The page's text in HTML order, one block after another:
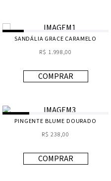
SANDÁLIA GRACE CARAMELO
R$ 1.998,00
COMPRAR
PINGENTE BLUME DOURADO
R$ 238,00
COMPRAR